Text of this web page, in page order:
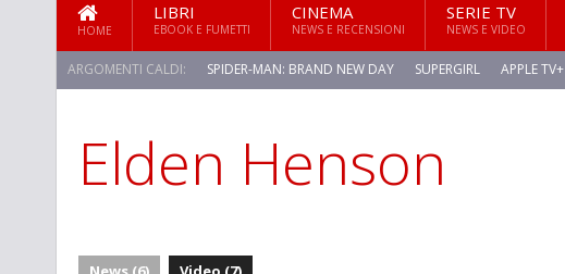
HOME
LIBRI
EBOOK E FUMETTI
CINEMA
NEWS E RECENSIONI
SERIE TV
NEWS E VIDEO
ARGOMENTI CALDI: SPIDER-MAN: BRAND NEW DAY SUPERGIRL APPLE TV+
Elden Henson